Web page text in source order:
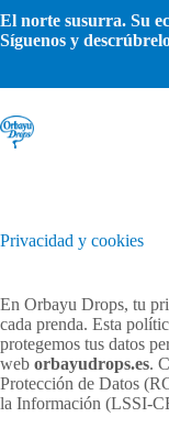
al
contenido
El norte susurra. Su
Síguenos y
Privacidad y cookies
En Orbayu Drops, tu
cada prenda. Esta
protegemos tus datos
web orbayudrops.es.
Protección de Datos
la Información (LSSI-